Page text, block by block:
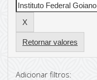
Retornar valores
Adicionar filtros: